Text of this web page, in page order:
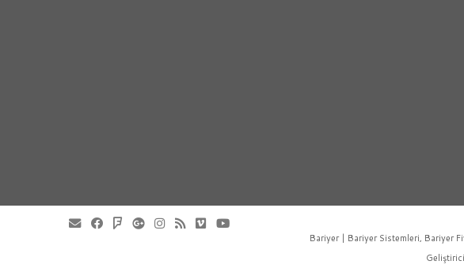
Bariyer | Bariyer Sistemleri, Bariyer
Geliştirici